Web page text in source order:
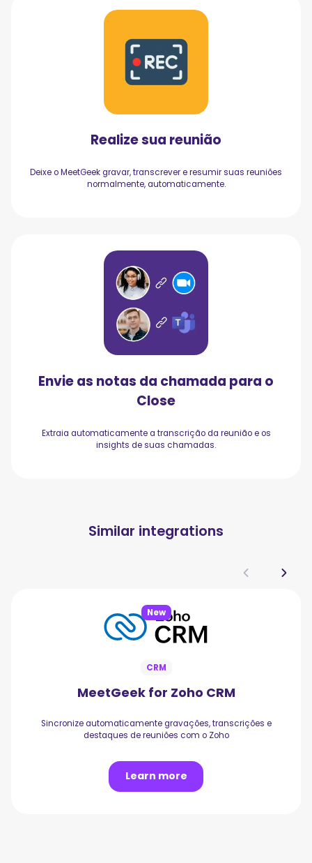
Realize sua reunião
Deixe o MeetGeek gravar, transcrever e resumir suas reuniões
normalmente, automaticamente.
Envie as notas da chamada para o
Close
Extraia automaticamente a transcrição da reunião e os
insights de suas chamadas.
Similar integrations
New
CRM
MeetGeek for Zoho CRM
Sincronize automaticamente gravações, transcrições e
destaques de reuniões com o Zoho
Learn more